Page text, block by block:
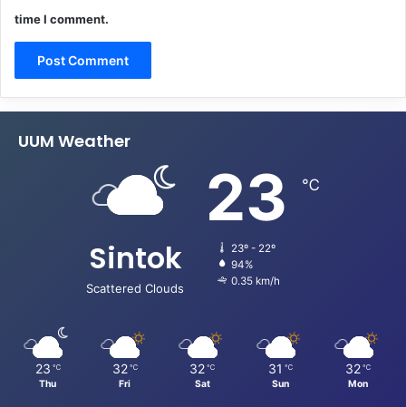
time I comment.
UUM Weather
Sintok
Scattered Clouds
23 ℃
23º - 22º
94%
0.35 km/h
23 ℃
Thu
32 ℃
Fri
32 ℃
Sat
31 ℃
Sun
32 ℃
Mon